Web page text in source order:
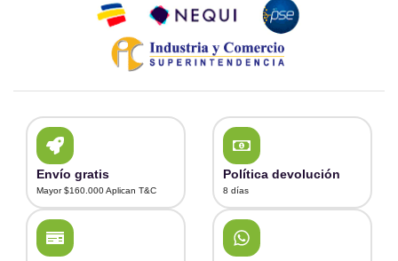
Envío gratis
Mayor $160.000 Aplican T&C
Política devolución
8 días